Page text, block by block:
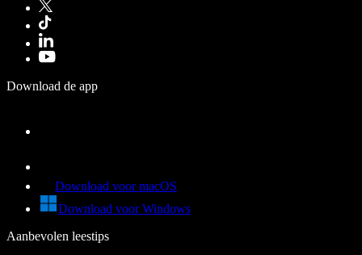
Download de app
Download voor macOS
Download voor Windows
Aanbevolen leestips